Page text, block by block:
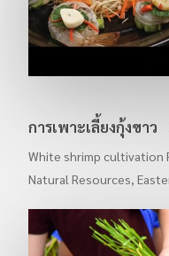
การเพาะเลี้ยงกุ้งขาว
White shrimp cultivation
Natural Resources,